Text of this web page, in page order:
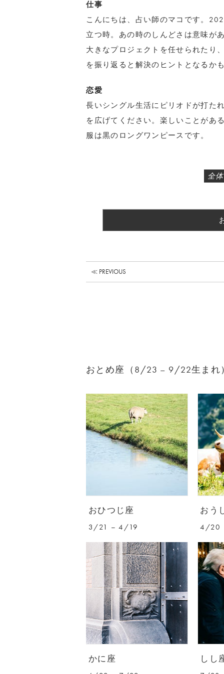
仕事
こんにちは、占い師のマコです。
立つ時。あの時のしんどさは意味が
大きなプロジェクトを任せられたり
を振り返ると解決のヒントとなるか
恋愛
長いシングル生活にピリオドが打た
を広げてください。楽しいことがあ
服は黒のロングワンピースです。
全
≪ PREVIOUS
おとめ座（8/23 – 9/22生まれ
おひつじ座
3/21 – 4/19
おう
4/20
かに座 しし